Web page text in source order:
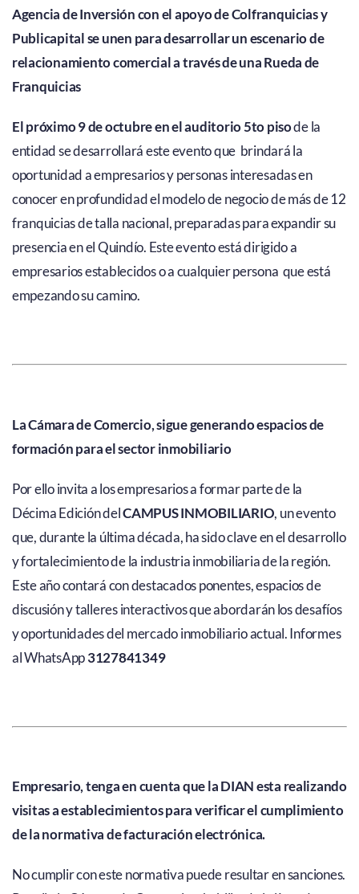
Agencia de Inversión con el apoyo de Colfranquicias y
Publicapital se unen para desarrollar un escenario de
relacionamiento comercial a través de una Rueda de
Franquicias
El próximo 9 de octubre en el auditorio 5to pisode la
entidad se desarrollará este evento que brindará la
oportunidad a empresarios y personas interesadas en
conocer en profundidad el modelo de negocio de más de 12
franquicias de talla nacional, preparadas para expandir su
presencia en el Quindío. Este evento está dirigido a
empresarios establecidos o a cualquier persona que está
empezando su camino.
La Cámara de Comercio, sigue generando espacios de
formación para el sector inmobiliario
Por ello invita a los empresarios a formar parte de la
Décima Edición delCAMPUS INMOBILIARIO, un evento
que, durante la última década, ha sido clave en el desarrollo
y fortalecimiento de la industria inmobiliaria de la región.
Este año contará con destacados ponentes, espacios de
discusión y talleres interactivos que abordarán los desafíos
y oportunidades del mercado inmobiliario actual. Informes
al WhatsApp3127841349
Empresario, tenga en cuenta que la DIAN esta realizando
visitas a establecimientos para verificar el cumplimiento
de la normativa de facturación electrónica.
No cumplir con este normativa puede resultar en sanciones.